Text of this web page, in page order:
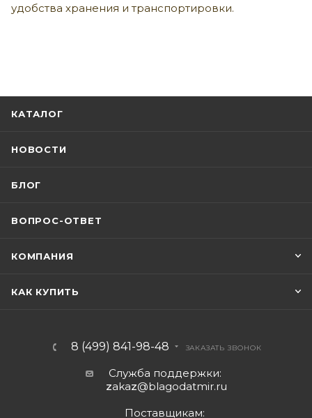
удобства хранения и транспортировки.
КАТАЛОГ
НОВОСТИ
БЛОГ
ВОПРОС-ОТВЕТ
КОМПАНИЯ
КАК КУПИТЬ
8 (499) 841-98-48 ЗАКАЗАТЬ ЗВОНОК
Служба поддержки:
zakaz@blagodatmir.ru
Поставщикам: